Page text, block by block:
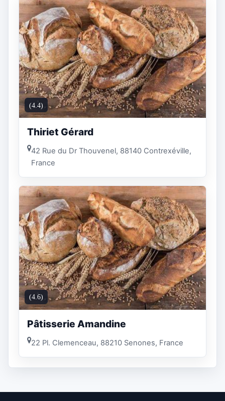
(4.4)
Thiriet Gérard
42 Rue du Dr Thouvenel, 88140 Contrexéville,
France
(4.6)
Pâtisserie Amandine
22 Pl. Clemenceau, 88210 Senones, France